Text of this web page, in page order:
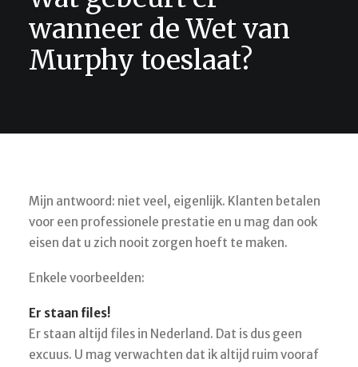
SEARCH
wanneer de Wet van
Murphy toeslaat?
Mijn antwoord: niet veel, eigenlijk. Klanten betalen
voor een professionele prestatie en u mag dan ook
eisen dat u zich nooit zorgen hoeft te maken.
Enkele voorbeelden:
Er staan files!
Er staan altijd files in Nederland. Dat is dus geen
excuus. U mag verwachten dat ik altijd ruim vooraf